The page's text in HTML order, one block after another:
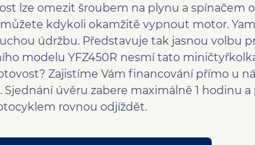
lze omezit šroubem na plynu a spínačem
kdykoli okamžitě vypnout motor.
údržbu. Představuje tak jasnou volbu
modelu YFZ450R nesmí tato
Zajistíme Vám financování přímo u
úvěru zabere maximálně 1 hodinu a
rovnou odjíždět.